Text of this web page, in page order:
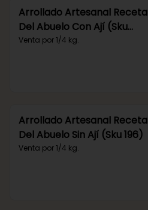
Arrollado Artesanal Receta
Del Abuelo Con Ají (Sku
175)
Venta por 1/4 kg.
Arrollado Artesanal Receta
Del Abuelo Sin Ají (Sku 196)
Venta por 1/4 kg.